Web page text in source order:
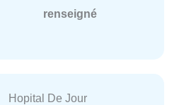
renseigné
Hopital De Jour